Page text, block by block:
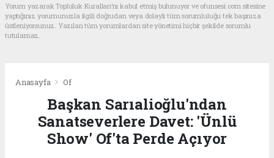
Yorum yazarak Topluluk Kuralları’nı kabul etmiş bulunuyor ve ofunsesi.com sitesine
yaptığınız yorumunuzla ilgili doğrudan veya dolaylı tüm sorumluluğu tek başınıza
üstleniyorsunuz. Yazılan tüm yorumlardan site yönetimi hiçbir şekilde sorumlu
tutulamaz.
Anasayfa Of
Başkan Sarıalioğlu'ndan
Sanatseverlere Davet: 'Ünlü
Show' Of'ta Perde Açıyor